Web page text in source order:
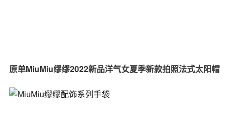
原单MiuMiu缪缪2022新品洋气女夏季新款拍照法式太阳帽